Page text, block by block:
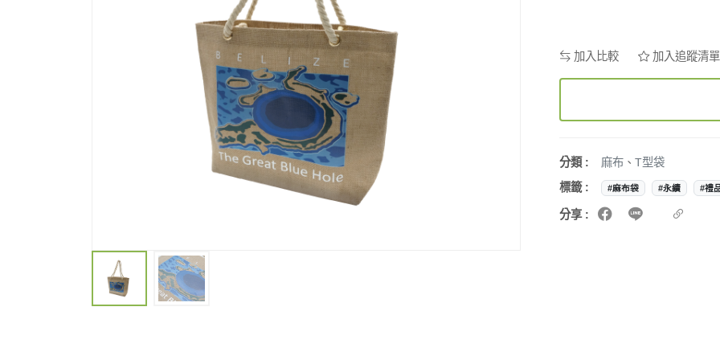
加入比較 加入追蹤清單
分類 : 麻布 、 T型袋
標籤 :
#麻布袋 #永續 #禮
分享 :